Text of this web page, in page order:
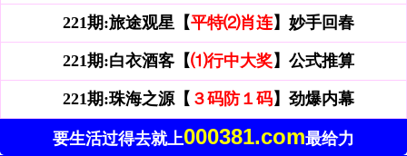
221期:旅途观星【平特⑵肖连】妙手回春
221期:白衣酒客【⑴行中大奖】公式推算
221期:珠海之源【 ３码防１码】劲爆内幕
要生活过得去就上000381.com最给力